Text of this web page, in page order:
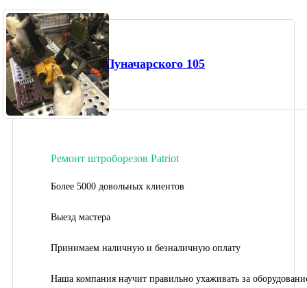
Луначарского 105
Ремонт штроборезов Patriot
Более 5000 довольных клиентов
Выезд мастера
Принимаем наличную и безналичную оплату
Наша компания научит правильно ухаживать за